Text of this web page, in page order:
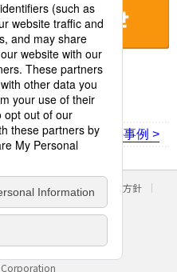
をする
次の事例 >
ポリシー
個人情報保護方針
ルディングス
株式会社